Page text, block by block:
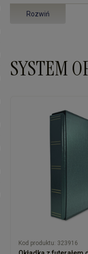
System Optima
- czarne przekładki
- klasyczne kolory
- inne warianty
Rozwiń
SYSTEM
Kod produktu: 323916